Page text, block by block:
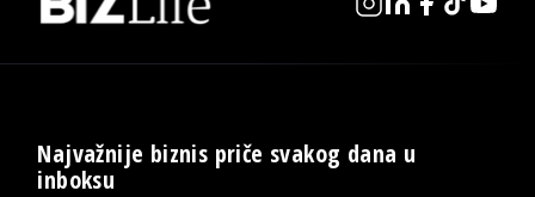
Najvažnije biznis priče svakog dana u
inboksu